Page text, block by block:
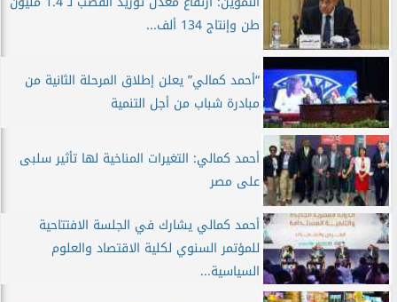
طن وإنتاج 134 ألف...
“أحمد كمالي” يعلن إطلاق المرحلة الثانية من
مبادرة شباب من أجل التنمية
أحمد كمالي: التغيرات المناخية لها تأثير سلبى
على مصر
أحمد كمالي يشارك في الجلسة الافتتاحية
للمؤتمر السنوي لكلية الاقتصاد والعلوم
السياسية...